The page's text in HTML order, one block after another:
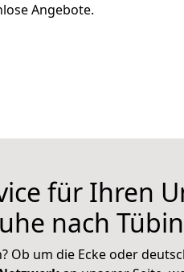
Angebote.
für Ihren
nach
Ob um die Ecke oder